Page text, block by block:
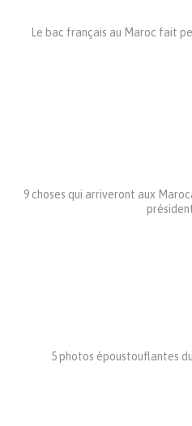
Le bac français au Maroc fait
9 choses qui arriveront aux
5 photos époustouflantes